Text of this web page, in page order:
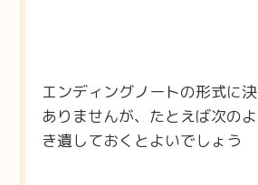
エンディングノートの形式に
ありませんが、たとえば次の
き遺しておくとよいでしょう